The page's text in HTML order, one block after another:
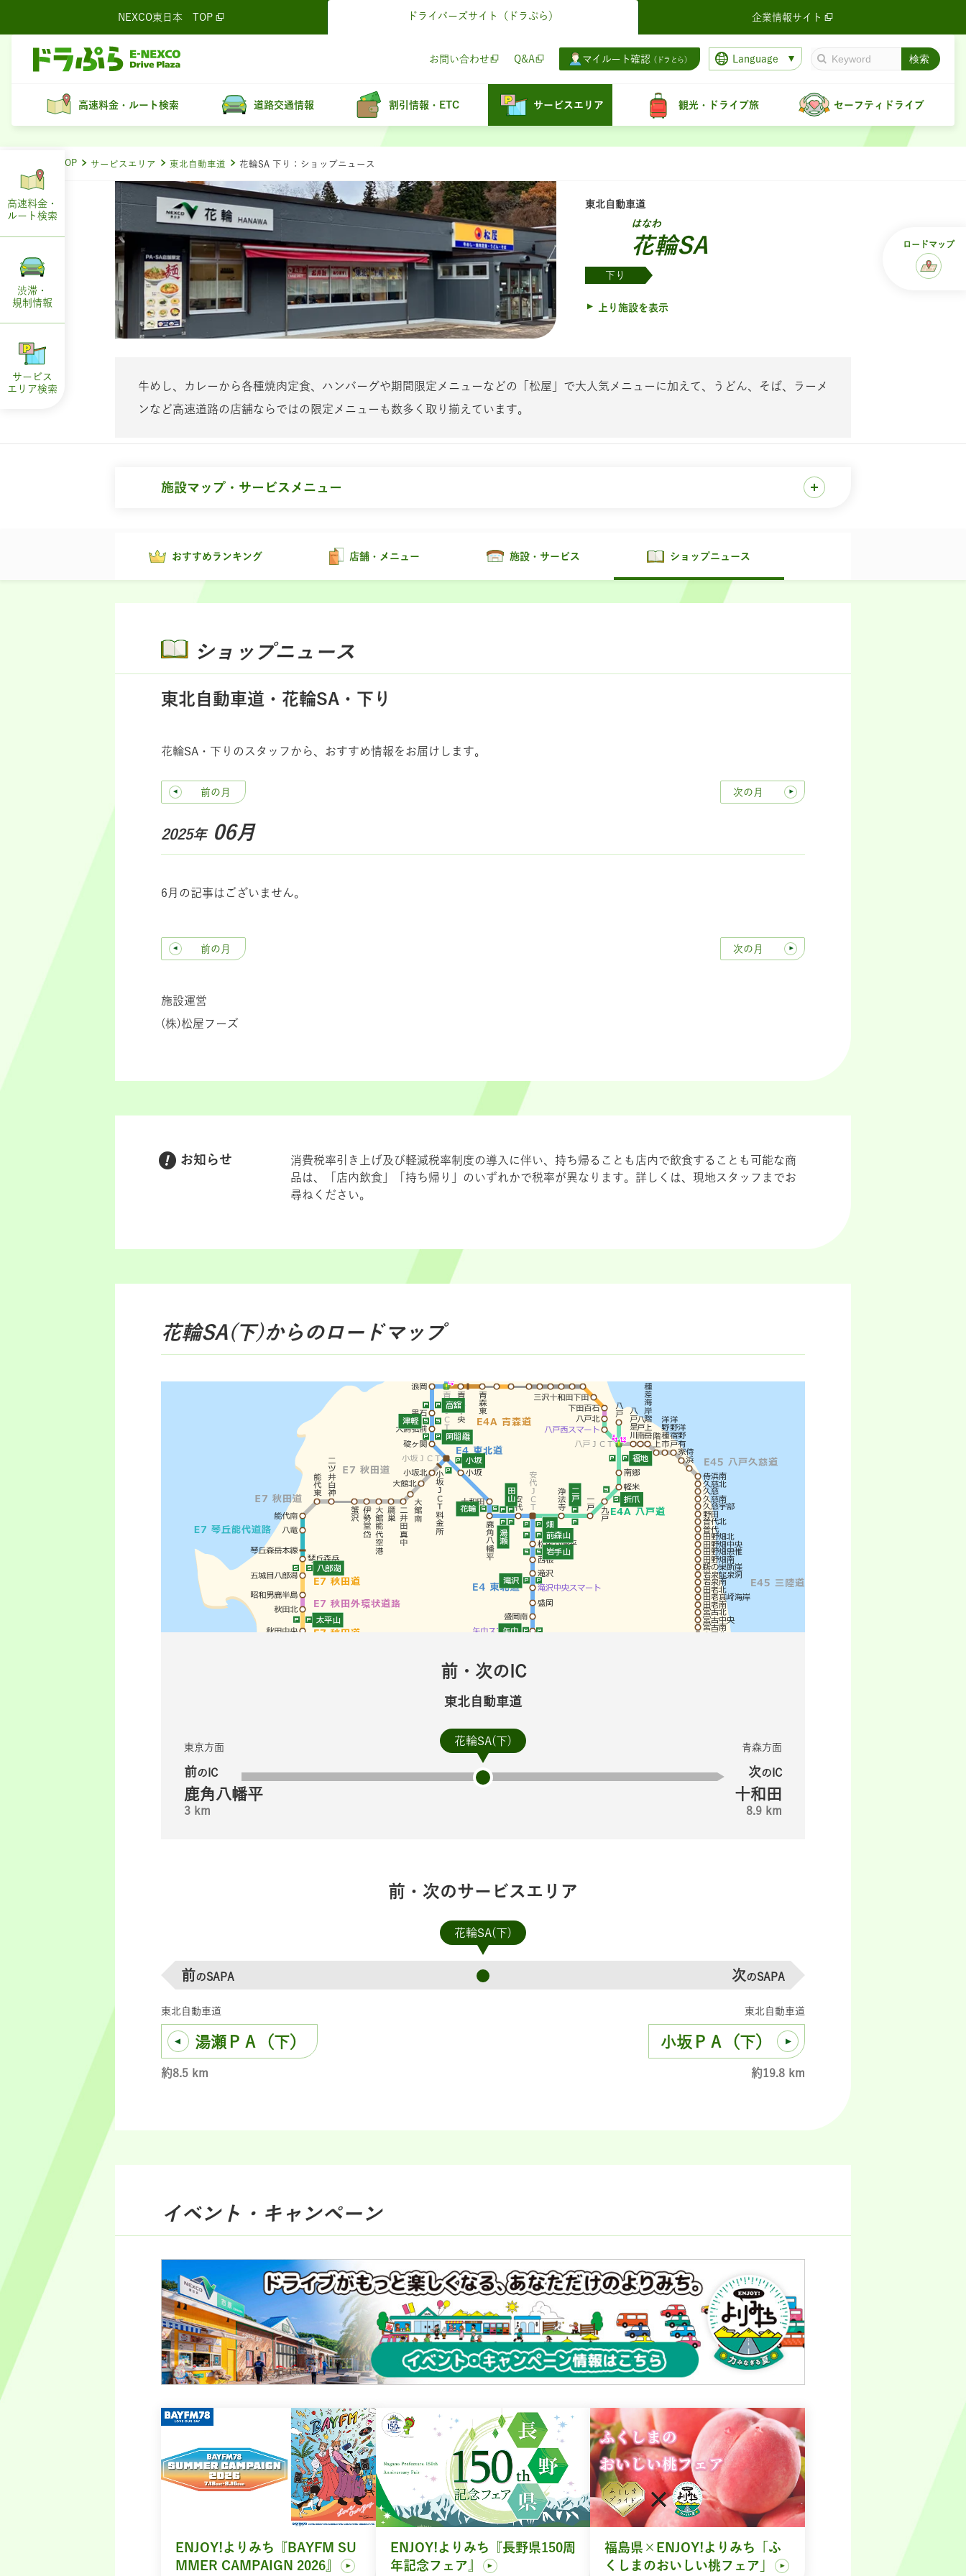
NEXCO東日本 TOP ドライバーズサイト （ドラぷら） 企業情報サイト
お問い合わせ Q&A マイルート確認 （ドラとら） Language
高速料金・ルート検索 道路交通情報 割引情報・ETC サービスエリア 観光・ドライブ旅 セーフティドライブ
ドラぷらTOP サービスエリア 東北自動車道 花輪SA 下り：ショップニュース
東北自動車道
はなわ
花輪SA
下り
上り施設を表示
牛めし、カレーから各種焼肉定食、ハンバーグや期間限定メニューなどの「松屋」で大人気メニューに加えて、うどん、そば、ラーメ
ンなど高速道路の店舗ならではの限定メニューも数多く取り揃えています。
施設マップ・サービスメニュー
おすすめランキング 店舗・メニュー 施設・サービス ショップニュース
ショップニュース
東北自動車道・花輪SA・下り
花輪SA・下りのスタッフから、おすすめ情報をお届けします。
前の月 次の月
2025年 06月
6月の記事はございません。
前の月 次の月
施設運営
(株)松屋フーズ
お知らせ
消費税率引き上げ及び軽減税率制度の導入に伴い、持ち帰ることも店内で飲食することも可能な商
品は、「店内飲食」「持ち帰り」のいずれかで税率が異なります。詳しくは、現地スタッフまでお
尋ねください。
花輪SA(下)からのロードマップ
前・次のIC
東北自動車道
花輪SA(下)
東京方面
前のIC
鹿角八幡平
3 km
青森方面
次のIC
十和田
8.9 km
前・次のサービスエリア
花輪SA(下)
前のSAPA 次のSAPA
東北自動車道
湯瀬ＰＡ（下）
約8.5 km
東北自動車道
小坂ＰＡ（下）
約19.8 km
イベント・キャンペーン
ENJOY!よりみち『BAYFM SU
MMER CAMPAIGN 2026』
ENJOY!よりみち『長野県150周
年記念フェア』
福島県×ENJOY!よりみち「ふ
くしまのおいしい桃フェア」
ロードマップ
高速料金・
ルート 検索
渋滞・
規制情報
サービス
エリア検索